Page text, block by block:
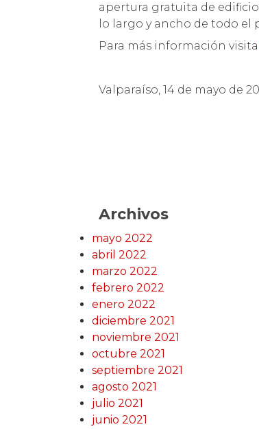
apertura gratuita de
lo largo y ancho de todo el
Para más información
Valparaíso, 14 de mayo de
Archivos
mayo 2022
abril 2022
marzo 2022
febrero 2022
enero 2022
diciembre 2021
noviembre 2021
octubre 2021
septiembre 2021
agosto 2021
julio 2021
junio 2021